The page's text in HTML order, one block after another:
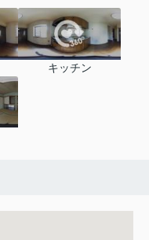
キッチン